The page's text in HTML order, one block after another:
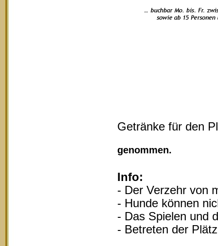
Getränke für den
genommen.
Info:
- Der Verzehr von
- Hunde können
- Das Spielen und
- Betreten der